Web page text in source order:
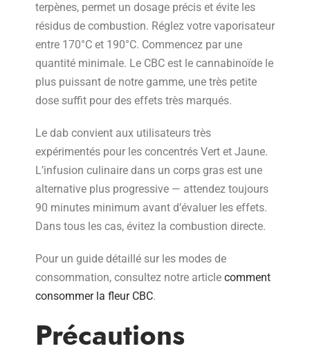
terpènes, permet un dosage précis et évite les
résidus de combustion. Réglez votre vaporisateur
entre 170°C et 190°C. Commencez par une
quantité minimale. Le CBC est le cannabinoïde le
plus puissant de notre gamme, une très petite
dose suffit pour des effets très marqués.
Le dab convient aux utilisateurs très
expérimentés pour les concentrés Vert et Jaune.
L’infusion culinaire dans un corps gras est une
alternative plus progressive — attendez toujours
90 minutes minimum avant d’évaluer les effets.
Dans tous les cas, évitez la combustion directe.
Pour un guide détaillé sur les modes de
consommation, consultez notre article comment
consommer la fleur CBC.
Précautions